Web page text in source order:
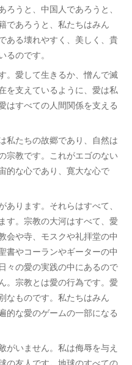
うと、中国人であろうと、
であろうと、私たちはみん
ある壊れやすく、美しく、貴
のです。
。愛して生きるか、憎んで滅
を支えているように、愛は私
はすべての人間関係を支える
私たちの故郷であり、自然は
宗教です。これがエゴのない
的な心であり、寛大な心で
ります。それらはすべて、
す。宗教の大河はすべて、愛
会や寺、モスクや礼拝堂の中
書やコーランやギーターの中
々の愛の実践の中にあるので
。宗教とは愛の行為です。愛
なものです。私たちはみん
的な愛のゲームの一部になる
いません。私は侮辱を与え
の友人です。地球のすべての